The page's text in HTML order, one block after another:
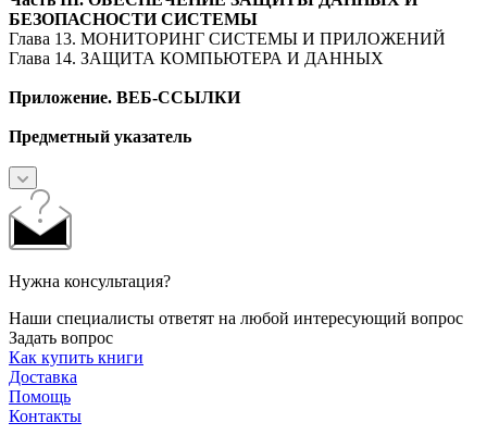
БЕЗОПАСНОСТИ СИСТЕМЫ
Глава 13. МОНИТОРИНГ СИСТЕМЫ И ПРИЛОЖЕНИЙ
Глава 14. ЗАЩИТА КОМПЬЮТЕРА И ДАННЫХ
Приложение. ВЕБ-ССЫЛКИ
Предметный указатель
Нужна консультация?
Наши специалисты ответят на любой интересующий вопрос
Задать вопрос
Как купить книги
Доставка
Помощь
Контакты